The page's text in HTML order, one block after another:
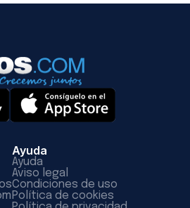
Ayuda
Ayuda
Aviso legal
Condiciones de uso
Política de cookies